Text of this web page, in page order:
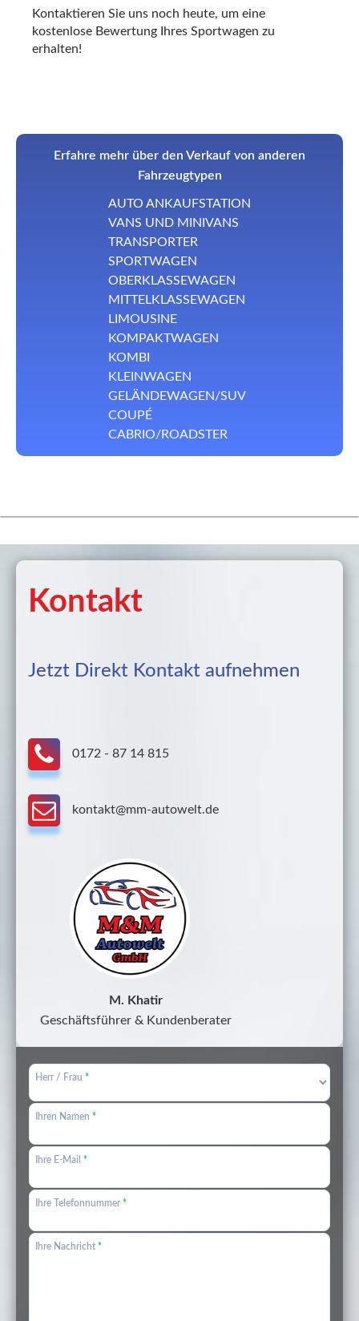
Kontaktieren Sie uns noch heute, um eine
kostenlose Bewertung Ihres Sportwagen zu
erhalten!
Erfahre mehr über den Verkauf von anderen
Fahrzeugtypen
AUTO ANKAUFSTATION
VANS UND MINIVANS
TRANSPORTER
SPORTWAGEN
OBERKLASSEWAGEN
MITTELKLASSEWAGEN
LIMOUSINE
KOMPAKTWAGEN
KOMBI
KLEINWAGEN
GELÄNDEWAGEN/SUV
COUPÉ
CABRIO/ROADSTER
Kontakt
Jetzt Direkt Kontakt aufnehmen
0172 - 87 14 815
kontakt@mm-autowelt.de
M. Khatir
Geschäftsführer & Kundenberater
Herr / Frau *
Ihren Namen *
Ihre E-Mail *
Ihre Telefonnummer*
Ihre Nachricht *